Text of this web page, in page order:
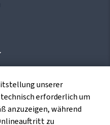
ein
die europäischen
unserer
erforderlich um
anzuzeigen, während
zu